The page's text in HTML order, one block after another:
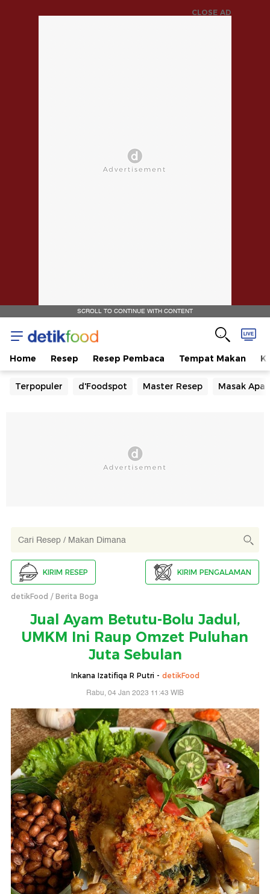
CLOSE AD
SCROLL TO CONTINUE WITH CONTENT
Home Resep Resep Pembaca Tempat Makan
Terpopuler d'Foodspot Master Resep Masak Apa
KIRIM RESEP KIRIM PENGALAMAN
detikFood Berita Boga
Jual Ayam Betutu-Bolu Jadul,
UMKM Ini Raup Omzet Puluhan
Juta Sebulan
Inkana Izatifiqa R Putri - detikFood
Rabu, 04 Jan 2023 11:43 WIB